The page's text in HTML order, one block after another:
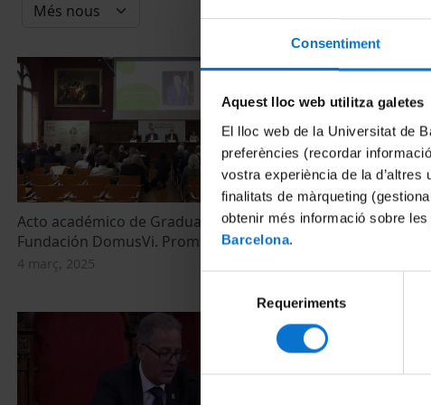
Consentiment
Aquest lloc web utilitza galetes
El lloc web de la Universitat de
preferències (recordar
vostra experiència de la
finalitats de màrqueting
obtenir més informació sobre
Barcelona.
consentiment
Requeriments
Acto académico de Graduación.
Fundación DomusVi. Promoción 2024
4 març, 2025
Acto de